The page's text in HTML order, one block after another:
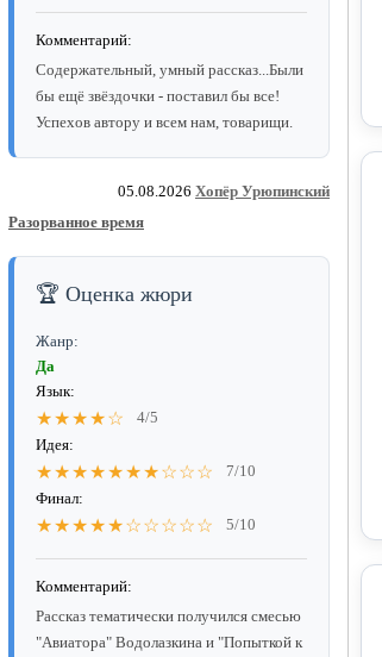
Комментарий:
Содержательный, умный рассказ...Были
бы ещё звёздочки - поставил бы все!
Успехов автору и всем нам, товарищи.
05.08.2026 Хопёр Урюпинский
Разорванное время
🏆 Оценка жюри
Жанр:
Да
Язык:
★★★★☆
4/5
Идея:
★★★★★★★☆☆☆
7/10
Финал:
★★★★★☆☆☆☆☆ 5/10
Комментарий:
Рассказ тематически получился смесью
"Авиатора" Водолазкина и "Попыткой к